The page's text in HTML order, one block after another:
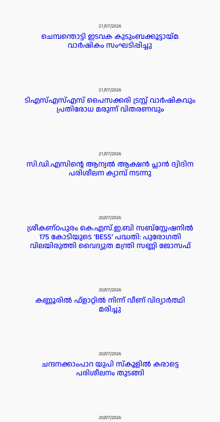
21/07/2026
ചെമ്പന്തൊട്ടി ഇടവക കുടുംബക്കൂട്ടായ്മ
വാർഷികം സംഘടിപ്പിച്ചു
21/07/2026
ടിഎസ്എസ്എസ് പൈസക്കരി ട്രസ്റ്റ് വാർഷികവും
പ്രതിരോധ മരുന്ന് വിതരണവും
21/07/2026
സി.ഡി.എസിന്റെ ആന്വൽ ആക്ഷൻ പ്ലാൻ ദ്വിദിന
പരിശീലന ക്യാമ്പ് നടന്നു
20/07/2026
ശ്രീകണ്ഠപുരം കെ.എസ്.ഇ.ബി സബ്‌സ്റ്റേഷനിൽ
175 കോടിയുടെ ‘BESS’ പദ്ധതി: പുരോഗതി
വിലയിരുത്തി വൈദ്യുത മന്ത്രി സണ്ണി ജോസഫ്
20/07/2026
കണ്ണൂരില്‍ ഫ്ളാറ്റില്‍ നിന്ന് വീണ് വിദ്യാര്‍ത്ഥി
മരിച്ചു
20/07/2026
ചന്ദനക്കാംപാറ യുപി സ്‌കൂളിൽ കരാട്ടെ
പരിശീലനം തുടങ്ങി
20/07/2026